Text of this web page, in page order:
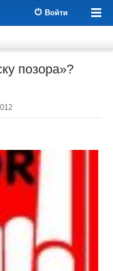
Войти
позора»?